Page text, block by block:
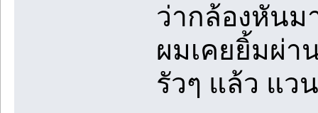
ว่ากล้องหันม
ผมเคยยิ้มผ่า
รัวๆ แล้ว แว